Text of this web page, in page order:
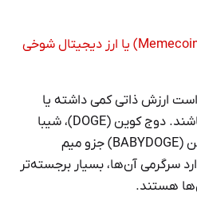
میم کوین (Memecoin) یا ارز دیجیتال شوخی
ارزش ذاتی کمی داشته یا
به‌طورکلی فاقد ارزش ذاتی باشند. دوج کوین (DOGE)، شیبا
اینو (SHIB) و بیبی دوج کوین (BABYDOGE) جزو میم
سرگرمی آن‌ها، بسیار برجسته‌تر
هستند.